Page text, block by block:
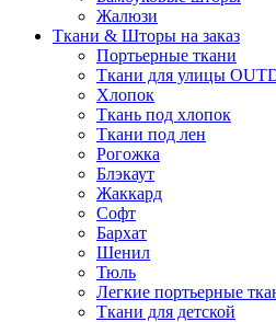
Жалюзи
Ткани & Шторы на заказ
Портьерные ткани
Ткани для улицы
Хлопок
Ткань под хлопок
Ткани под лен
Рогожка
Блэкаут
Жаккард
Софт
Бархат
Шенил
Тюль
Легкие портьерные
Ткани для детской